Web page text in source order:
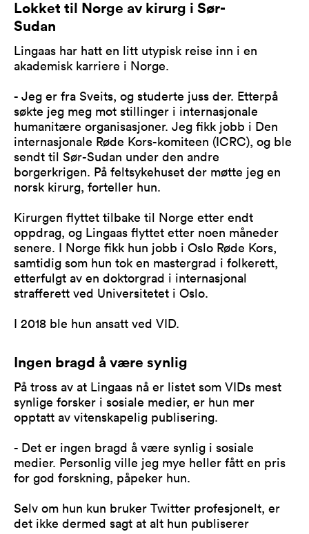
Lokket til Norge av kirurg i Sør-
Sudan
Lingaas har hatt en litt utypisk reise inn i en
akademisk karriere i Norge.
- Jeg er fra Sveits, og studerte juss der. Etterpå
søkte jeg meg mot stillinger i internasjonale
humanitære organisasjoner. Jeg fikk jobb i Den
internasjonale Røde Kors-komiteen (ICRC), og ble
sendt til Sør-Sudan under den andre
borgerkrigen. På feltsykehuset der møtte jeg en
norsk kirurg, forteller hun.
Kirurgen flyttet tilbake til Norge etter endt
oppdrag, og Lingaas flyttet etter noen måneder
senere. I Norge fikk hun jobb i Oslo Røde Kors,
samtidig som hun tok en mastergrad i folkerett,
etterfulgt av en doktorgrad i internasjonal
strafferett ved Universitetet i Oslo.
I 2018 ble hun ansatt ved VID.
Ingen bragd å være synlig
På tross av at Lingaas nå er listet som VIDs mest
synlige forsker i sosiale medier, er hun mer
opptatt av vitenskapelig publisering.
- Det er ingen bragd å være synlig i sosiale
medier. Personlig ville jeg mye heller fått en pris
for god forskning, påpeker hun.
Selv om hun kun bruker Twitter profesjonelt, er
det ikke dermed sagt at alt hun publiserer